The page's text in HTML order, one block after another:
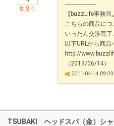
歌音０
---------------------
【buzzLife事務局
こちらの商品に
いったん交渉完了
以下URLから商
http://
（2013/06/14）
2011-04-14
TSUBAKI ヘッドスパ（金）シャ